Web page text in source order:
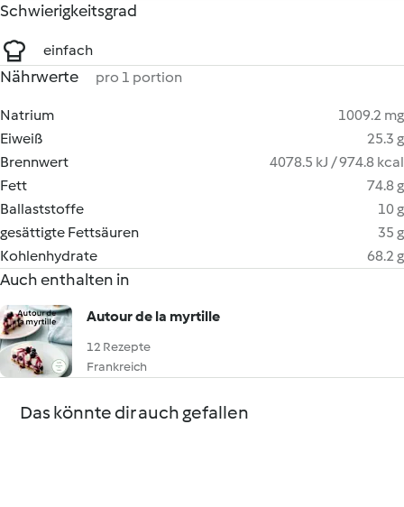
Schwierigkeitsgrad
einfach
Nährwerte pro 1 portion
Natrium
1009.2 mg
Eiweiß
25.3 g
Brennwert
4078.5 kJ / 974.8 kcal
Fett
74.8 g
Ballaststoffe
10 g
gesättigte Fettsäuren
35 g
Kohlenhydrate
68.2 g
Auch enthalten in
Autour de la myrtille
12 Rezepte
Frankreich
Das könnte dir auch gefallen